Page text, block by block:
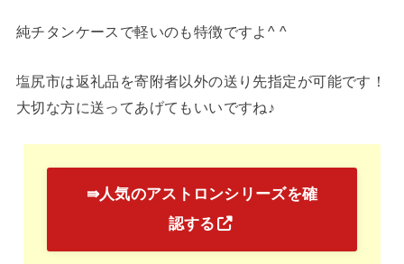
純チタンケースで軽いのも特徴ですよ^ ^
塩尻市は返礼品を寄附者以外の送り先指定が可能です！
大切な方に送ってあげてもいいですね♪
⇛人気のアストロンシリーズを確
認する